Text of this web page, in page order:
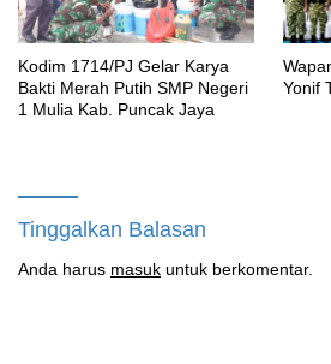
Kodim 1714/PJ Gelar Karya
Bakti Merah Putih SMP Negeri
1 Mulia Kab. Puncak Jaya
Yonif
Tinggalkan Balasan
Anda harus masuk untuk berkomentar.